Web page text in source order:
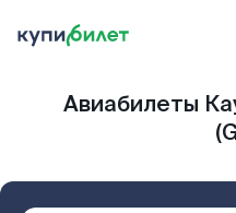
Авиабилеты